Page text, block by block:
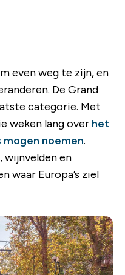
even weg te zijn, en
De Grand
categorie. Met
weken lang over het
noemen.
wijnvelden en
waar Europa’s ziel